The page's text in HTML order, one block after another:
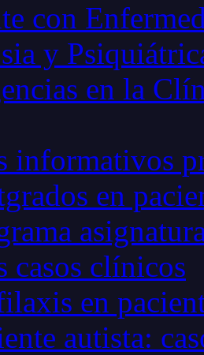
con
y
en la
informativos
en
casos clínicos
en
autista: